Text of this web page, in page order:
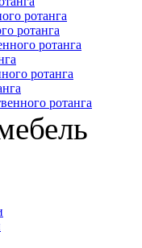
ротанга
ротанга
ротанга
ротанга
ротанга